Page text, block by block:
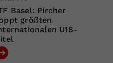
Basel: Pircher
größten
U18-